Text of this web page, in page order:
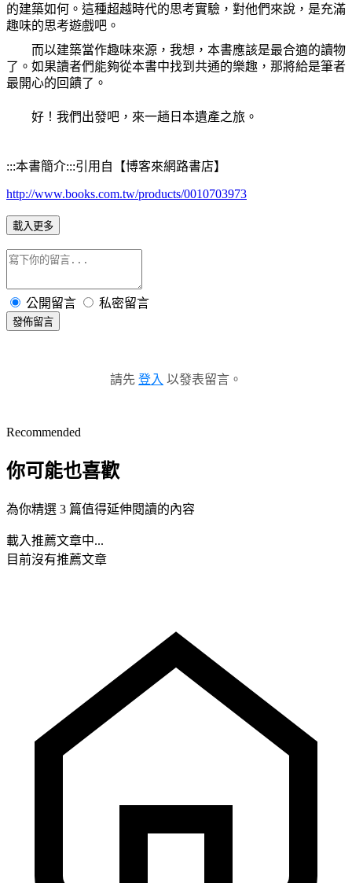
的建築如何。這種超越時代的思考實驗，對他們來說，是充滿
趣味的思考遊戲吧。
而以建築當作趣味來源，我想，本書應該是最合適的讀物
了。如果讀者們能夠從本書中找到共通的樂趣，那將給是筆者
最開心的回饋了。
好！我們出發吧，來一趟日本遺產之旅。
:::本書簡介:::引用自【博客來網路書店】
http://www.books.com.tw/products/0010703973
載入更多
公開留言 私密留言
發佈留言
請先 登入 以發表留言。
Recommended
你可能也喜歡
為你精選 3 篇值得延伸閱讀的內容
載入推薦文章中...
目前沒有推薦文章